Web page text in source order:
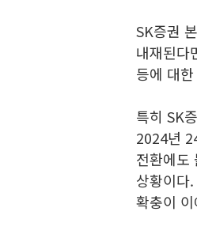
SK증권
내재된다
등에 대
특히 SK
2024년
전환에도
상황이다
확충이